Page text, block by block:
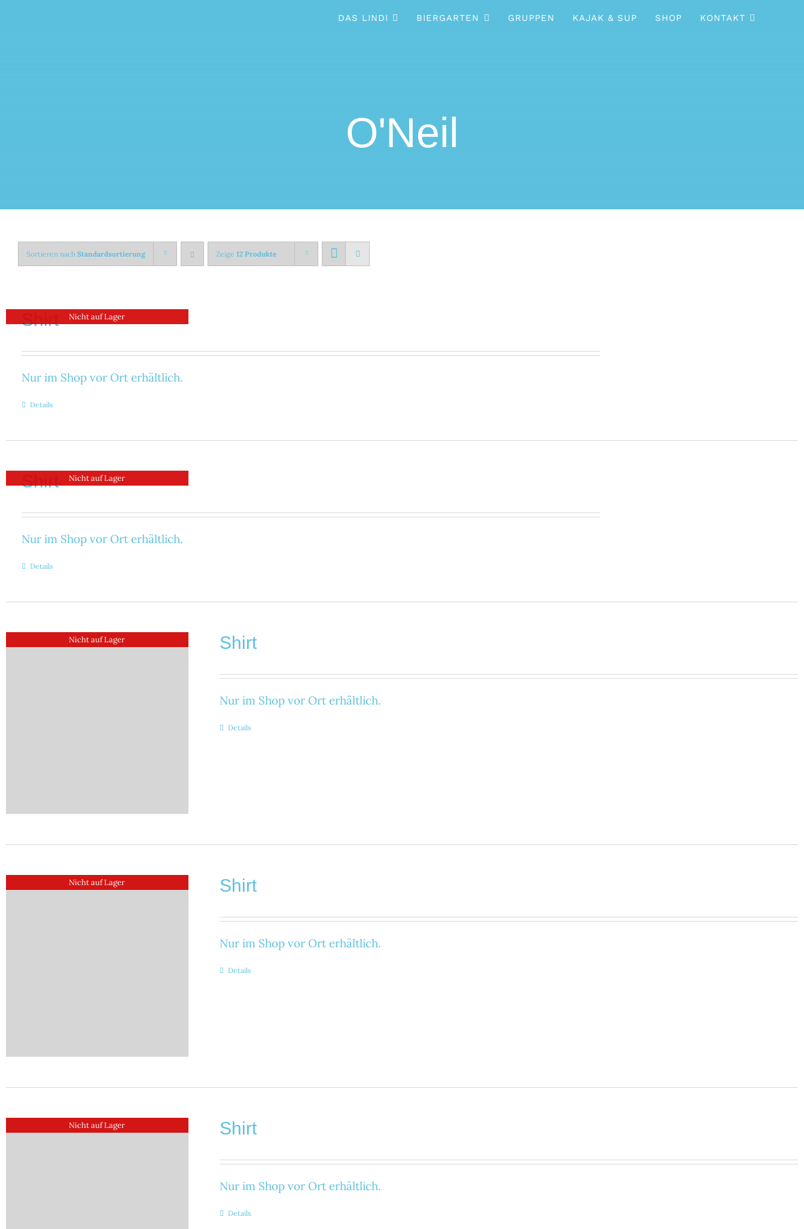
DAS LINDI BIERGARTEN GRUPPEN KAJAK & SUP SHOP KONTAKT
O'Neil
Sortieren nach Standardsortierung Zeige 12 Produkte
Nicht auf Lager
Shirt
Nur im Shop vor Ort erhältlich.
Details
Nicht auf Lager
Shirt
Nur im Shop vor Ort erhältlich.
Details
Nicht auf Lager Shirt
Nur im Shop vor Ort erhältlich.
Details
Nicht auf Lager Shirt
Nur im Shop vor Ort erhältlich.
Details
Nicht auf Lager Shirt
Nur im Shop vor Ort erhältlich.
Details